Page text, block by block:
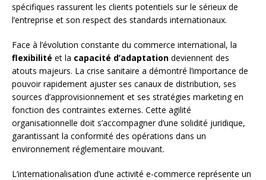
spécifiques rassurent les clients potentiels sur le sérieux de
l’entreprise et son respect des standards internationaux.
Face à l’évolution constante du commerce international, la
flexibilité et la capacité d’adaptation deviennent des
atouts majeurs. La crise sanitaire a démontré l’importance de
pouvoir rapidement ajuster ses canaux de distribution, ses
sources d’approvisionnement et ses stratégies marketing en
fonction des contraintes externes. Cette agilité
organisationnelle doit s’accompagner d’une solidité juridique,
garantissant la conformité des opérations dans un
environnement réglementaire mouvant.
L’internationalisation d’une activité e-commerce représente un